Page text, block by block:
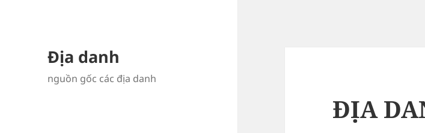
Địa danh
nguồn gốc các địa danh
ĐỊA